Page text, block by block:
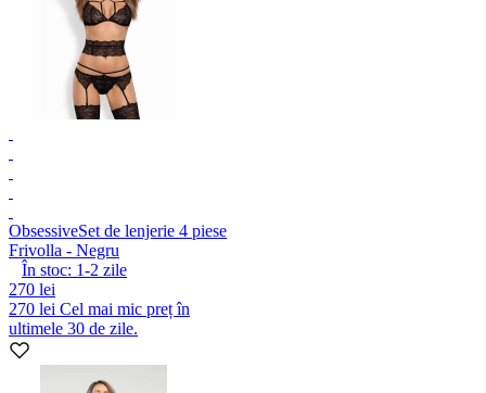
ObsessiveSet de lenjerie 4 piese
Frivolla - Negru
În stoc: 1-2 zile
270 lei
270 lei Cel mai mic preț în
ultimele 30 de zile.